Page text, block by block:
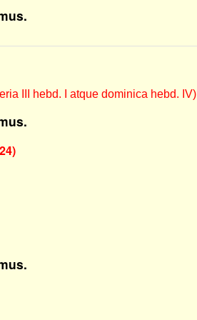
III hebd. I atque dominica hebd. IV)